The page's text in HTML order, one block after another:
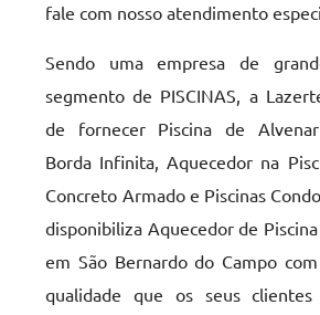
fale com nosso atendimento
Sendo uma empresa de
segmento de PISCINAS, a
de fornecer Piscina de
Borda Infinita, Aquecedor na
Concreto Armado e Piscinas
disponibiliza Aquecedor de
em São Bernardo do Campo
qualidade que os seus